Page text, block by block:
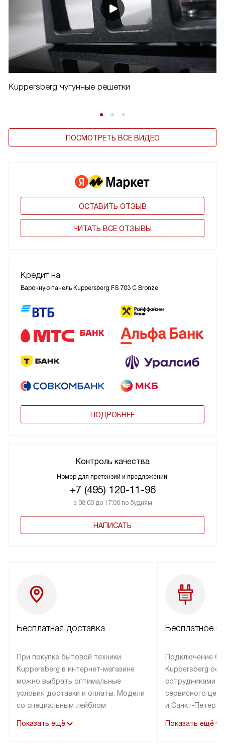
Kuppersberg чугунные решетки
ПОСМОТРЕТЬ ВСЕ ВИДЕО
ОСТАВИТЬ ОТЗЫВ
ЧИТАТЬ ВСЕ ОТЗЫВЫ
Кредит на
Варочную панель Kuppersberg FS 703 C Bronze
ПОДРОБНЕЕ
Контроль качества
Номер для претензий и предложений:
+7 (495) 120-11-96
с 08:00 до 17:00 по будням
НАПИСАТЬ
Бесплатная доставка
При покупке бытовой техники
Kuppersberg в интернет-магазине
можно выбрать оптимальные
условия доставки и оплаты. Модели
со специальным лейблом
в пределах МКАД до подъезда,
Показать ещё
Бесплатное
Подключение
Kuppersberg
сотрудниками
сервисного
и Санкт-
подключается к
Показать ещё